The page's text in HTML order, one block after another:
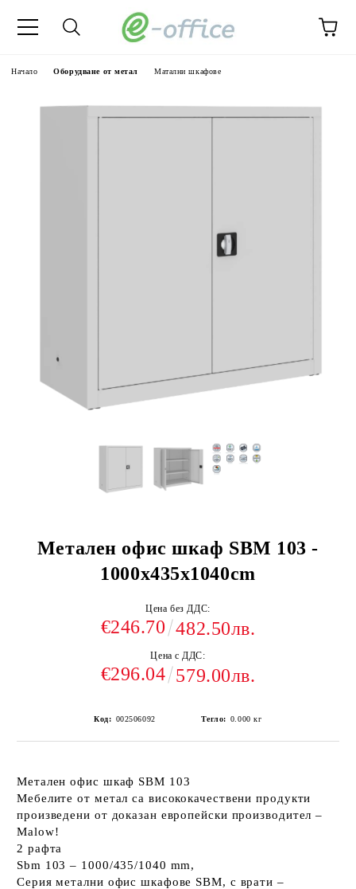
Начало Оборудване от метал Матални шкафове
Метален офис шкаф SBM 103 -
1000x435x1040сm
Цена без ДДС:
€246.70 482.50лв.
Цена с ДДС:
€296.04 579.00лв.
Код: 002506092 Тегло: 0.000 кг
Метален офис шкаф SBM 103
Мебелите от метал са висококачествени продукти
произведени от доказан европейски производител –
Malow!
2 рафта
Sbm 103 – 1000/435/1040 mm,
Серия метални офис шкафове SBM, с врати –